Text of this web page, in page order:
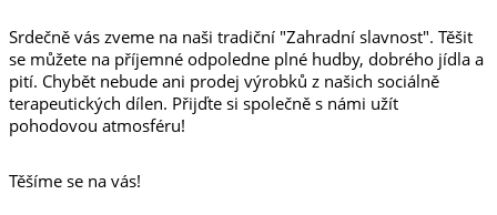
Srdečně vás zveme na naši tradiční "Zahradní slavnost". Těšit
se můžete na příjemné odpoledne plné hudby, dobrého jídla a
pití. Chybět nebude ani prodej výrobků z našich sociálně
terapeutických dílen. Přijďte si společně s námi užít
pohodovou atmosféru!
Těšíme se na vás!